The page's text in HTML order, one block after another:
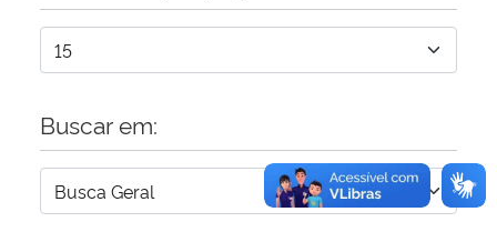
Planalto
Buscar em: